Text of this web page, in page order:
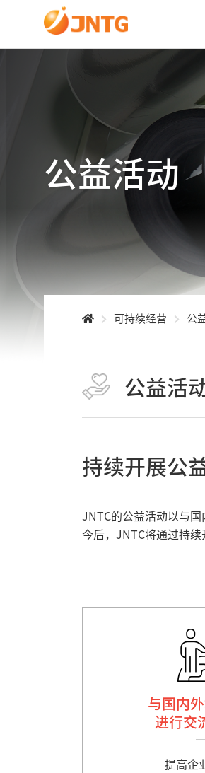
公益活动
可持续经营 公
公益活
持续开展公
JNTC的公益活动以与
今后，JNTC将通过持续
与国内
进行交
提高企